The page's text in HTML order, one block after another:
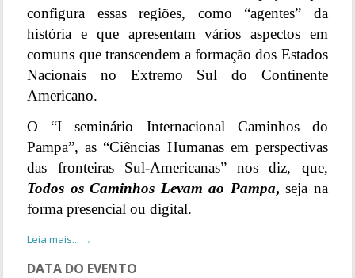
configura essas regiões, como “agentes” da
história e que apresentam vários aspectos em
comuns que transcendem a formação dos Estados
Nacionais no Extremo Sul do Continente
Americano.
O “I seminário Internacional Caminhos do
Pampa”, as “Ciências Humanas em perspectivas
das fronteiras Sul-Americanas” nos diz, que,
Todos os Caminhos Levam ao Pampa,seja na
forma presencial ou digital.
Leia mais... →
DATA DO EVENTO